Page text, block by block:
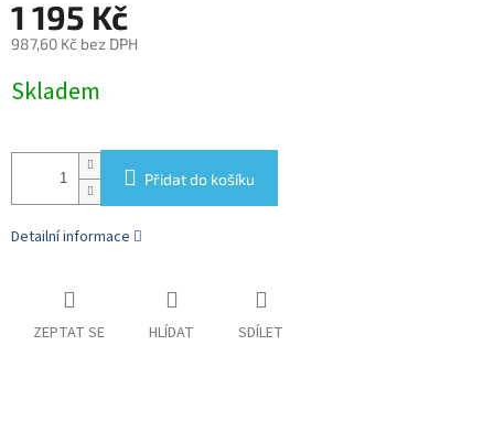
1 195 Kč
987,60 Kč bez DPH
cena:
Skladem
Přidat do košíku
Detailní informace
ZEPTAT SE HLÍDAT SDÍLET